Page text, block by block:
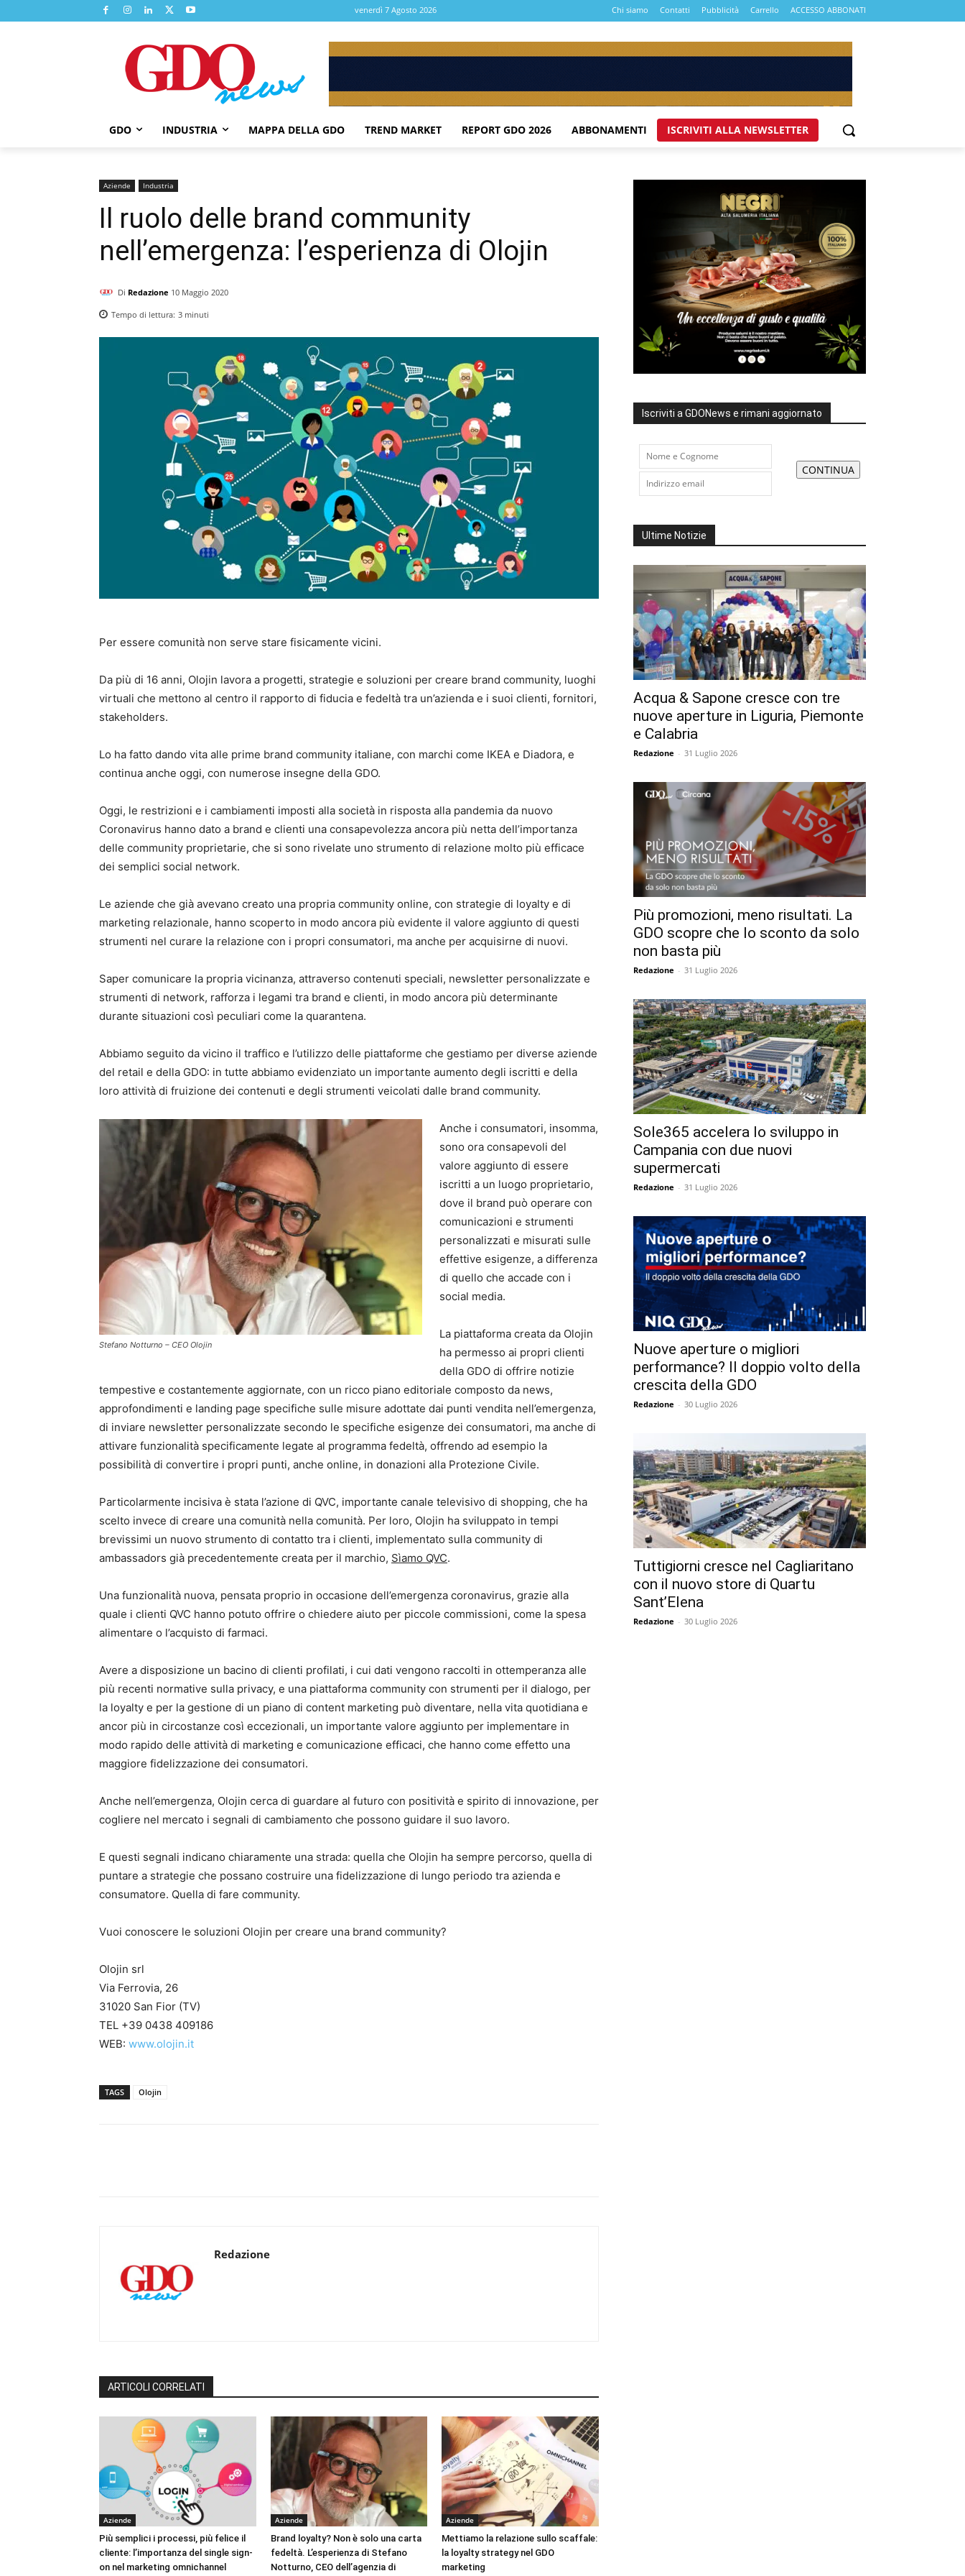
venerdì 7 Agosto 2026 Chi siamo Contatti Pubblicità Carrello ACCESSO ABBONATI
GDO INDUSTRIA MAPPA DELLA GDO TREND MARKET REPORT GDO 2026 ABBONAMENTI ISCRIVITI ALLA NEWSLETTER
Aziende Industria
Il ruolo delle brand community
nell’emergenza: l’esperienza di Olojin
Di Redazione 10 Maggio 2020
Tempo di lettura: 3 minuti
Per essere comunità non serve stare fisicamente vicini.
Da più di 16 anni, Olojin lavora a progetti, strategie e soluzioni per creare brand community, luoghi
virtuali che mettono al centro il rapporto di fiducia e fedeltà tra un’azienda e i suoi clienti, fornitori,
stakeholders.
Lo ha fatto dando vita alle prime brand community italiane, con marchi come IKEA e Diadora, e
continua anche oggi, con numerose insegne della GDO.
Oggi, le restrizioni e i cambiamenti imposti alla società in risposta alla pandemia da nuovo
Coronavirus hanno dato a brand e clienti una consapevolezza ancora più netta dell’importanza
delle community proprietarie, che si sono rivelate uno strumento di relazione molto più efficace
dei semplici social network.
Le aziende che già avevano creato una propria community online, con strategie di loyalty e di
marketing relazionale, hanno scoperto in modo ancora più evidente il valore aggiunto di questi
strumenti nel curare la relazione con i propri consumatori, ma anche per acquisirne di nuovi.
Saper comunicare la propria vicinanza, attraverso contenuti speciali, newsletter personalizzate e
strumenti di network, rafforza i legami tra brand e clienti, in modo ancora più determinante
durante situazioni così peculiari come la quarantena.
Abbiamo seguito da vicino il traffico e l’utilizzo delle piattaforme che gestiamo per diverse aziende
del retail e della GDO: in tutte abbiamo evidenziato un importante aumento degli iscritti e della
loro attività di fruizione dei contenuti e degli strumenti veicolati dalle brand community.
Stefano Notturno – CEO Olojin
Anche i consumatori, insomma,
sono ora consapevoli del
valore aggiunto di essere
iscritti a un luogo proprietario,
dove il brand può operare con
comunicazioni e strumenti
personalizzati e misurati sulle
effettive esigenze, a differenza
di quello che accade con i
social media.
La piattaforma creata da Olojin
ha permesso ai propri clienti
della GDO di offrire notizie
tempestive e costantemente aggiornate, con un ricco piano editoriale composto da news,
approfondimenti e landing page specifiche sulle misure adottate dai punti vendita nell’emergenza,
di inviare newsletter personalizzate secondo le specifiche esigenze dei consumatori, ma anche di
attivare funzionalità specificamente legate al programma fedeltà, offrendo ad esempio la
possibilità di convertire i propri punti, anche online, in donazioni alla Protezione Civile.
Particolarmente incisiva è stata l’azione di QVC, importante canale televisivo di shopping, che ha
scelto invece di creare una comunità nella comunità. Per loro, Olojin ha sviluppato in tempi
brevissimi un nuovo strumento di contatto tra i clienti, implementato sulla community di
ambassadors già precedentemente creata per il marchio, Sìamo QVC.
Una funzionalità nuova, pensata proprio in occasione dell’emergenza coronavirus, grazie alla
quale i clienti QVC hanno potuto offrire o chiedere aiuto per piccole commissioni, come la spesa
alimentare o l’acquisto di farmaci.
Avere a disposizione un bacino di clienti profilati, i cui dati vengono raccolti in ottemperanza alle
più recenti normative sulla privacy, e una piattaforma community con strumenti per il dialogo, per
la loyalty e per la gestione di un piano di content marketing può diventare, nella vita quotidiana e
ancor più in circostanze così eccezionali, un importante valore aggiunto per implementare in
modo rapido delle attività di marketing e comunicazione efficaci, che hanno come effetto una
maggiore fidelizzazione dei consumatori.
Anche nell’emergenza, Olojin cerca di guardare al futuro con positività e spirito di innovazione, per
cogliere nel mercato i segnali di cambiamento che possono guidare il suo lavoro.
E questi segnali indicano chiaramente una strada: quella che Olojin ha sempre percorso, quella di
puntare a strategie che possano costruire una fidelizzazione di lungo periodo tra azienda e
consumatore. Quella di fare community.
Vuoi conoscere le soluzioni Olojin per creare una brand community?
Olojin srl
Via Ferrovia, 26
31020 San Fior (TV)
TEL +39 0438 409186
WEB: www.olojin.it
TAGS Olojin
Redazione
ARTICOLI CORRELATI
Aziende
Più semplici i processi, più felice il
cliente: l’importanza del single sign-
on nel marketing omnichannel
Aziende
Brand loyalty? Non è solo una carta
fedeltà. L’esperienza di Stefano
Notturno, CEO dell’agenzia di
Aziende
Mettiamo la relazione sullo scaffale:
la loyalty strategy nel GDO
marketing
Iscriviti a GDONews e rimani aggiornato
Ultime Notizie
Acqua & Sapone cresce con tre
nuove aperture in Liguria, Piemonte
e Calabria
Redazione - 31 Luglio 2026
Più promozioni, meno risultati. La
GDO scopre che lo sconto da solo
non basta più
Redazione - 31 Luglio 2026
Sole365 accelera lo sviluppo in
Campania con due nuovi
supermercati
Redazione - 31 Luglio 2026
Nuove aperture o migliori
performance? Il doppio volto della
crescita della GDO
Redazione - 30 Luglio 2026
Tuttigiorni cresce nel Cagliaritano
con il nuovo store di Quartu
Sant’Elena
Redazione - 30 Luglio 2026